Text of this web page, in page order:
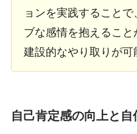
ョンを実践すること
ブな感情を抱えるこ
建設的なやり取りが可
自己肯定感の向上と自